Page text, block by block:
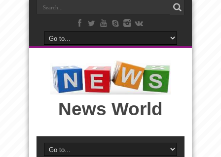
News World